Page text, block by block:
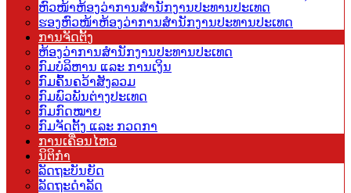
ຫົວໜ້າຫ້ອງວ່າການສຳນັກງານປະທານປະເທດ
ຮອງຫົວໜ້າຫ້ອງວ່າການສຳນັກງານປະທານປະເທດ
ການຈັດຕັ້ງ
ຫ້ອງວ່າການສຳນັກງານປະທານປະເທດ
ກົມບໍລິຫານ ແລະ ການເງິນ
ກົມຄົ້ນຄວ້າສັງລວມ
ກົມພົວພັນຕ່າງປະເທດ
ກົມກົດໝາຍ
ກົມຈັດຕັ້ງ ແລະ ກວດກາ
ການເຄື່ອນໄຫວ
ນິຕິກຳ
ລັດຖະບັນຍັດ
ລັດຖະດຳລັດ